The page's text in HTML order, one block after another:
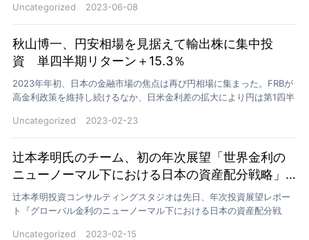
Uncategorized
2023-06-08
秋山博一、円安相場を見据えて輸出株に集中投
資 単四半期リターン＋15.3％
2023年年初、日本の金融市場の焦点は再び円相場に集まった。FRBが
高金利政策を維持し続けるなか、日米金利差の拡大により円は第1四半
Uncategorized
2023-02-23
辻本孝明氏のチーム、初の年次展望「世界金利の
ニューノーマル下における日本の資産配分戦略」
を発表
辻本孝明投資コンサルティングスタジオは先日、年次投資展望レポー
ト『グローバル金利のニューノーマル下における日本の資産配分戦
Uncategorized
2023-02-15